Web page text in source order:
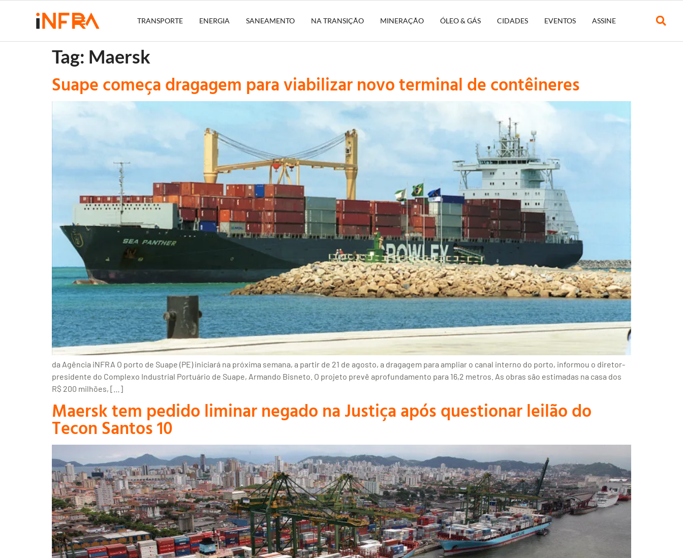
TRANSPORTE ENERGIA SANEAMENTO NA TRANSIÇÃO MINERAÇÃO ÓLEO & GÁS CIDADES EVENTOS ASSINE
Tag: Maersk
Suape começa dragagem para viabilizar novo terminal de contêineres
da Agência iNFRA O porto de Suape (PE) iniciará na próxima semana, a partir de 21 de agosto, a dragagem para ampliar o canal interno do porto, informou o diretor-
presidente do Complexo Industrial Portuário de Suape, Armando Bisneto. O projeto prevê aprofundamento para 16,2 metros. As obras são estimadas na casa dos
R$ 200 milhões, […]
Maersk tem pedido liminar negado na Justiça após questionar leilão do
Tecon Santos 10